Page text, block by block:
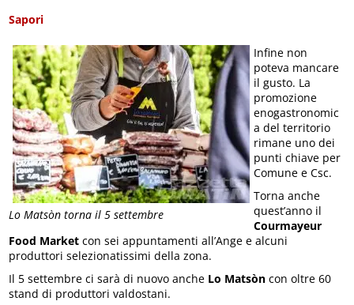
Sapori
Lo Matsòn torna il 5 settembre
Infine non
poteva mancare
il gusto. La
promozione
enogastronomic
a del territorio
rimane uno dei
punti chiave per
Comune e Csc.
Torna anche
quest’anno il
Courmayeur
Food Market con sei appuntamenti all’Ange e alcuni
produttori selezionatissimi della zona.
Il 5 settembre ci sarà di nuovo anche Lo Matsòn con oltre 60
stand di produttori valdostani.